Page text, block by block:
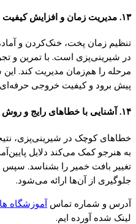
۱۳. مدیریت زمان و افزایش کیفیت خروجی در شیرینی‌پزی
تنظیم زمان پخت، خنک‌کردن و
در شیرینی‌پزی است. با تمرین و
مرحله را هم‌زمان مدیریت کند.
پیش برود و کیفیت خروجی
۱۴. آشنایی با خطاهای رایج و روش رفع آن‌ها
خطاهای کوچک در شیرینی‌پزی،
به هنرجو کمک می‌کند دلایل
تغییر بافت خمیر را بشناسد. سپس
جلوگیری از آن‌ها ارائه می‌شود.
آدرس و شماره تماسآموزشگاه
لینک شده آورده ایم.